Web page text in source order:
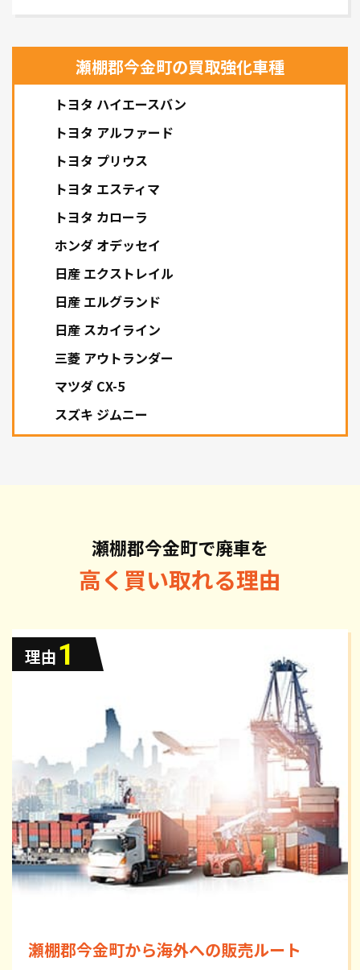
瀬棚郡今金町の買取強化車種
トヨタ ハイエースバン
トヨタ アルファード
トヨタ プリウス
トヨタ エスティマ
トヨタ カローラ
ホンダ オデッセイ
日産 エクストレイル
日産 エルグランド
日産 スカイライン
三菱 アウトランダー
マツダ CX-5
スズキ ジムニー
瀬棚郡今金町で廃車を
高く買い取れる理由
瀬棚郡今金町から海外への販売ルート